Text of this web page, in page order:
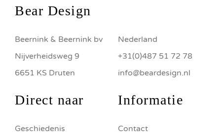
Bear Design
Beernink & Beernink bv
Nijverheidsweg 9
6651 KS Druten
Nederland
+31(0)487 51 72 78
info@beardesign.nl
Direct naar
Geschiedenis
Informatie
Contact